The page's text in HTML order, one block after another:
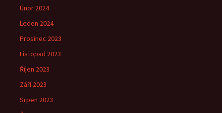
Únor 2024
Leden 2024
Prosinec 2023
Listopad 2023
Říjen 2023
Září 2023
Srpen 2023